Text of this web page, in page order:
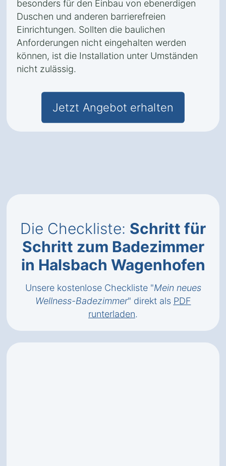
besonders für den Einbau von ebenerdigen
Duschen und anderen barrierefreien
Einrichtungen. Sollten die baulichen
Anforderungen nicht eingehalten werden
können, ist die Installation unter Umständen
nicht zulässig.
Jetzt Angebot erhalten
Die Checkliste: Schritt für
Schritt zum Badezimmer
in Halsbach Wagenhofen
Unsere kostenlose Checkliste "Mein neues
Wellness-Badezimmer" direkt als PDF
runterladen.